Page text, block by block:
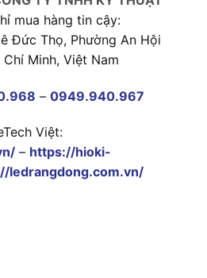
mua hàng tin cậy:
Đức Thọ, Phường An Hội
Minh, Việt Nam
– 0949.940.967
Việt:
– https://hioki-
ledrangdong.com.vn/